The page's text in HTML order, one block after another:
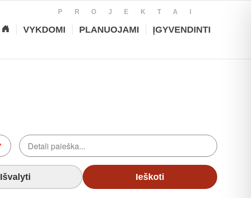
PROJEKTAI
VYKDOMI PLANUOJAMI ĮGYVENDINTI
Išvalyti Ieškoti